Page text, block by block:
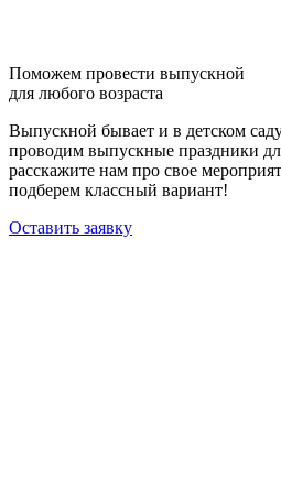
Поможем провести выпускной
для любого возраста
Выпускной бывает и в детском
проводим выпускные праздники
расскажите нам про свое
подберем классный вариант!
Оставить заявку